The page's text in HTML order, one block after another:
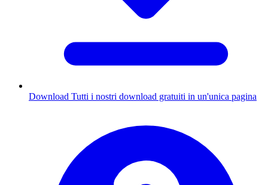
Download Tutti i nostri download gratuiti in un'unica pagina